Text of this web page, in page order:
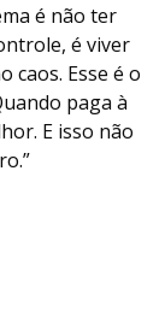
é não ter
é viver
caos. Esse é o
paga à
E isso não